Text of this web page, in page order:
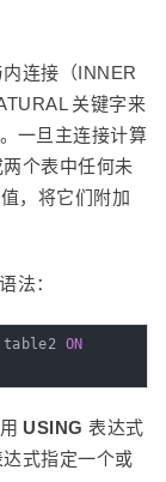
连接（INNER
关键字来
一旦主连接计算
个表中任何未
，将它们附加
法：
table2 ON
USING 表达式
式指定一个或